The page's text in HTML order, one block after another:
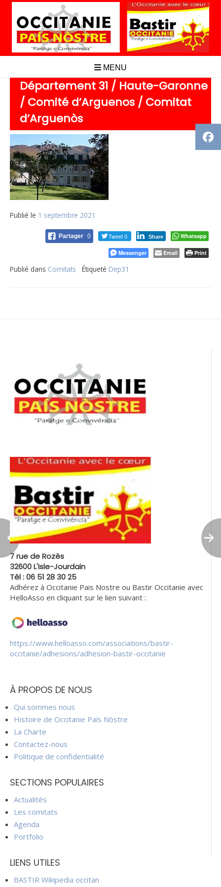
Aller
contenu
MENU
Département 31 / Haute-Garonne
/ Comité d’Arguenos / Comitat
d’Arguenòs
Publié le 1 septembre 2021
Partager 0 Tweet 0 Share Whatsapp
Messenger Email Print
Publié dans Comitats Étiqueté Dep31
7 rue de Rozès
32600 L'Isle-Jourdain
Tèl : 06 51 28 30 25
Adhérez à Occitanie Pais Nostre ou Bastir Occitanie avec
HelloAsso en cliquant sur le lien suivant :
https://www.helloasso.com/associations/bastir-
occitanie/adhesions/adhesion-bastir-occitanie
À PROPOS DE NOUS
Qui sommes nous
Histoire de Occitanie País Nòstre
La Charte
Contactez-nous
Politique de confidentialité
SECTIONS POPULAIRES
Actualités
Les comitats
Agenda
Portfolio
LIENS UTILES
BASTIR Wikipedia occitan